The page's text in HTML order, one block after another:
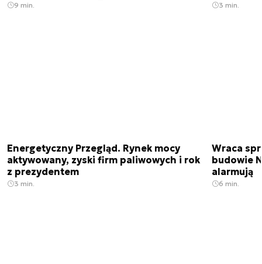
9 min. 3 min.
Energetyczny Przegląd. Rynek mocy
aktywowany, zyski firm paliwowych i rok
z prezydentem
3 min.
Wraca
budowie
alarmują
6 min.